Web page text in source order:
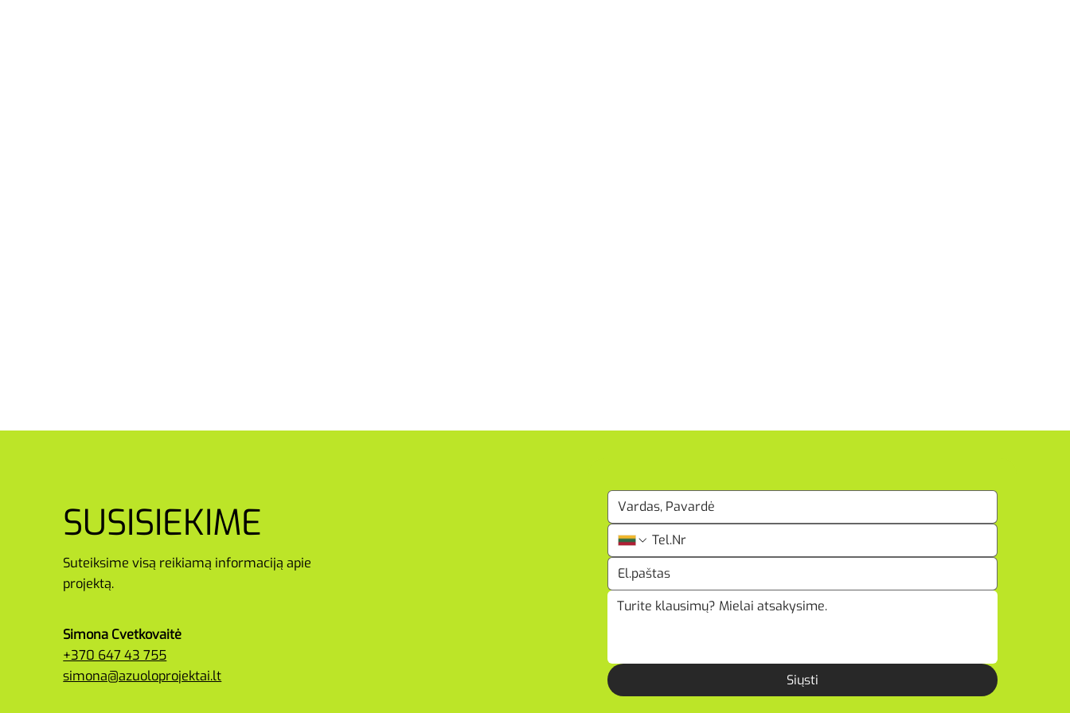
SUSISIEKIME
Suteiksime visą reikiamą informaciją apie
projektą.
Simona Cvetkovaitė
+370 647 43 755
simona@azuoloprojektai.lt
Siųsti